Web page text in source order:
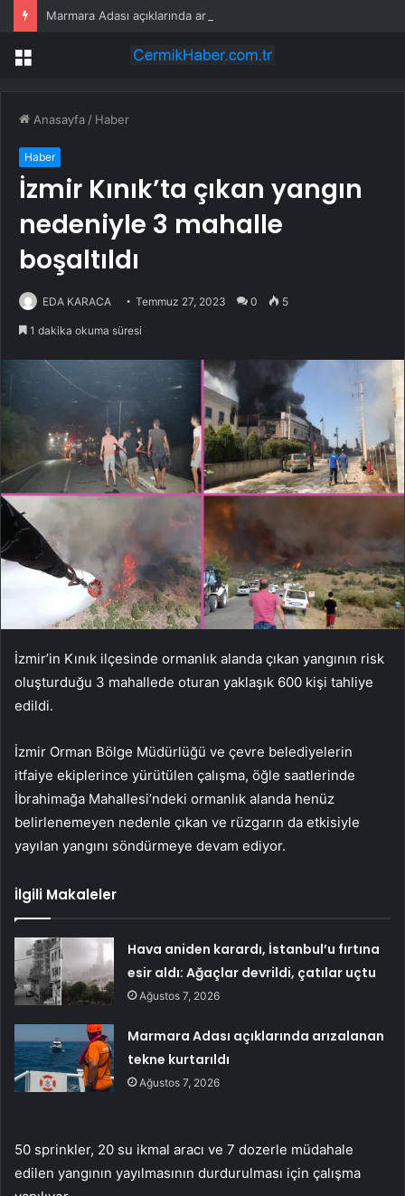
Marmara Adası açıklarında arızalanan tekne kurtarıldı
Menü
Anasayfa / Haber
Haber
İzmir Kınık’ta çıkan yangın
nedeniyle 3 mahalle
boşaltıldı
EDA KARACA Temmuz 27, 2023 0 5
1 dakika okuma süresi
İzmir’in Kınık ilçesinde ormanlık alanda çıkan yangının risk
oluşturduğu 3 mahallede oturan yaklaşık 600 kişi tahliye
edildi.
İzmir Orman Bölge Müdürlüğü ve çevre belediyelerin
itfaiye ekiplerince yürütülen çalışma, öğle saatlerinde
İbrahimağa Mahallesi’ndeki ormanlık alanda henüz
belirlenemeyen nedenle çıkan ve rüzgarın da etkisiyle
yayılan yangını söndürmeye devam ediyor.
İlgili Makaleler
Hava aniden karardı, İstanbul’u fırtına
esir aldı: Ağaçlar devrildi, çatılar uçtu
Ağustos 7, 2026
Marmara Adası açıklarında arızalanan
tekne kurtarıldı
Ağustos 7, 2026
50 sprinkler, 20 su ikmal aracı ve 7 dozerle müdahale
edilen yangının yayılmasının durdurulması için çalışma